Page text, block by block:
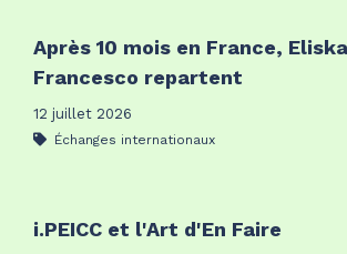
Après 10 mois en France,
Francesco repartent
12 juillet 2026
Échanges internationaux
i.PEICC et l'Art d'En Faire